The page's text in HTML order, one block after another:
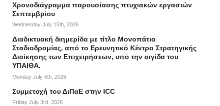
Χρονοδιάγραμμα παρουσίασης πτυχιακών εργασιών
Σεπτεμβρίου
Wednesday July 15th, 2026
Διαδικτυακή διημερίδα με τίτλο Μονοπάτια
Σταδιοδρομίας, από το Ερευνητικό Κέντρο Στρατηγικής
Διοίκησης των Επιχειρήσεων, υπό την αιγίδα του
ΥΠΑΙΘΑ.
Monday July 6th, 2026
Συμμετοχή του ΔιΠαΕ στην ICC
Friday July 3rd, 2026